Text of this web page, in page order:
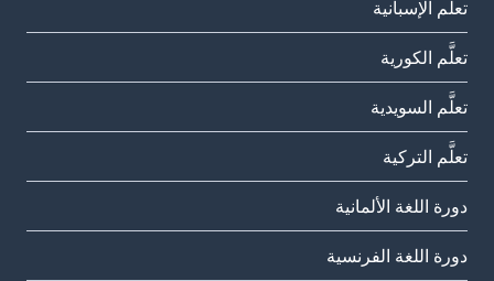
تعلَّم الإسبانية
تعلَّم الكورية
تعلَّم السويدية
تعلَّم التركية
دورة اللغة الألمانية
دورة اللغة الفرنسية